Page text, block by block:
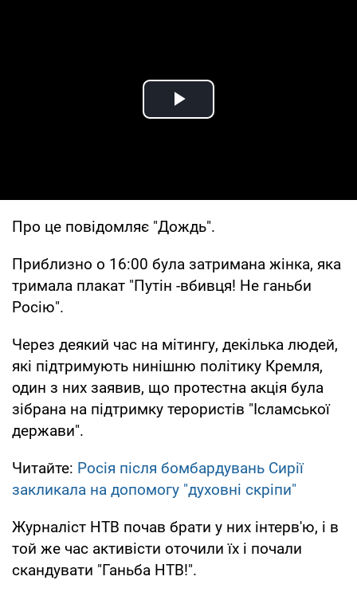
Play Video
Про це повідомляє "Дождь".
Приблизно о 16:00 була затримана жінка, яка
тримала плакат "Путін -вбивця! Не ганьби
Росію".
Через деякий час на мітингу, декілька людей,
які підтримують нинішню політику Кремля,
один з них заявив, що протестна акція була
зібрана на підтримку терористів "Ісламської
держави".
Читайте: Росія після бомбардувань Сирії
закликала на допомогу "духовні скріпи"
Журналіст НТВ почав брати у них інтерв'ю, і в
той же час активісти оточили їх і почали
скандувати "Ганьба НТВ!".